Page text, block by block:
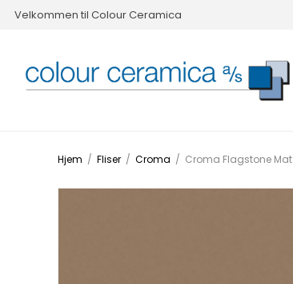
Velkommen til Colour Ceramica
Hjem / Fliser / Croma / Croma Flagstone